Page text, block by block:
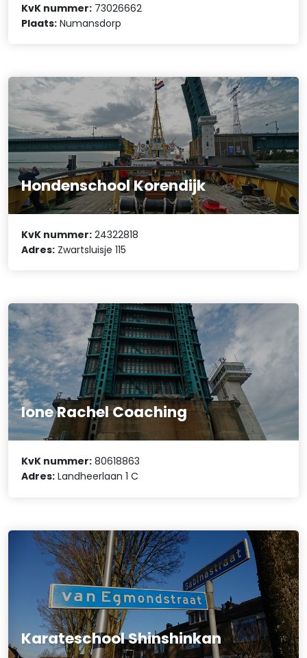
KvK nummer: 73026662
Plaats: Numansdorp
Hondenschool Korendijk
KvK nummer: 24322818
Adres: Zwartsluisje 115
Ione Rachel Coaching
KvK nummer: 80618863
Adres: Landheerlaan 1 C
Karateschool Shinshinkan